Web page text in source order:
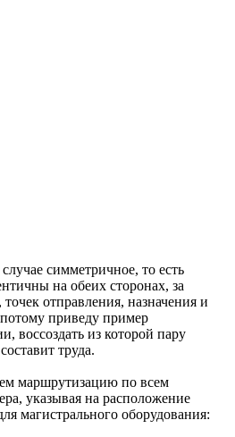
симметричное, то есть
на обеих сторонах, за
отправления, назначения и
приведу пример
воссоздать из которой пару
труда.
маршрутизацию по всем
указывая на расположение
магистрального оборудования: